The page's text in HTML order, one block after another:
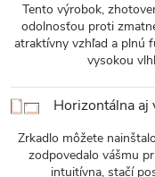
Tento výrobok,
odolnosťou proti
atraktívny vzhľad a plnú
vysokou
Horizontálna aj
Zrkadlo môžete
zodpovedalo vášmu
intuitívna, stačí